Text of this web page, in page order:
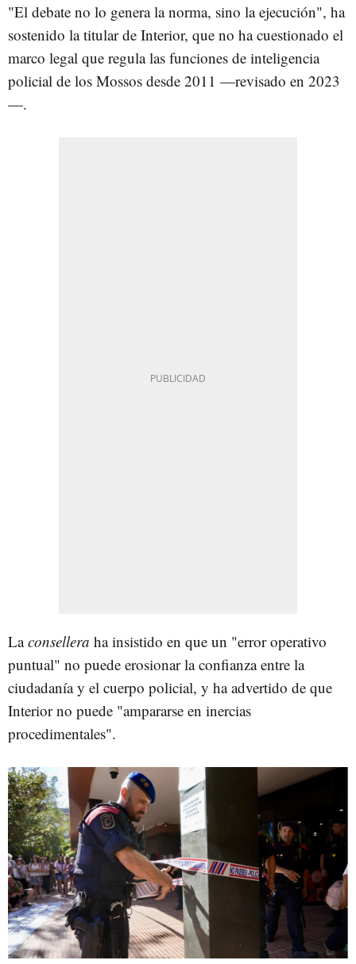
"El debate no lo genera la norma, sino la ejecución", ha
sostenido la titular de Interior, que no ha cuestionado el
marco legal que regula las funciones de inteligencia
policial de los Mossos desde 2011 —revisado en 2023
—.
Laconsellera ha insistido en que un "error operativo
puntual" no puede erosionar la confianza entre la
ciudadanía y el cuerpo policial, y ha advertido de que
Interior no puede "ampararse en inercias
procedimentales".